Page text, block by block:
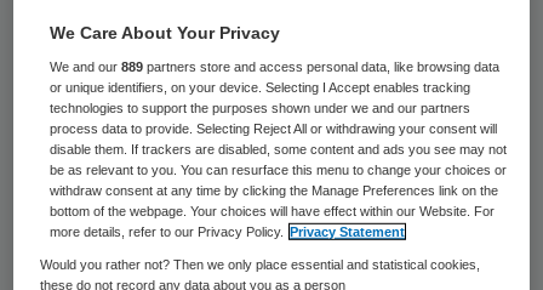
Skipr Redactie
Het e-healthprogramma De innovatie-
impuls is in het leven geroepen om met
slimme tools de stijgende zorgvraag en het
tekort aan handen in de gehandicaptenzorg
op te vangen. Zorgbestuurder Jan van
Kampen en Vilans-adviseur Johan Vesseur
We Care About Your Privacy
We and our889 partners store and access personal data, like browsing data
or unique identifiers, on your device. Selecting I Accept enables tracking
technologies to support the purposes shown under we and our partners
process data to provide. Selecting Reject All or withdrawing your consent will
disable them. If trackers are disabled, some content and ads you see may not
be as relevant to you. You can resurface this menu to change your choices or
withdraw consent at any time by clicking the Manage Preferences link on the
bottom of the webpage. Your choices will have effect within our Website. For
more details, refer to our Privacy Policy. Privacy Statement
Would you rather not? Then we only place essential and statistical cookies,
these do not record any data about you as a person